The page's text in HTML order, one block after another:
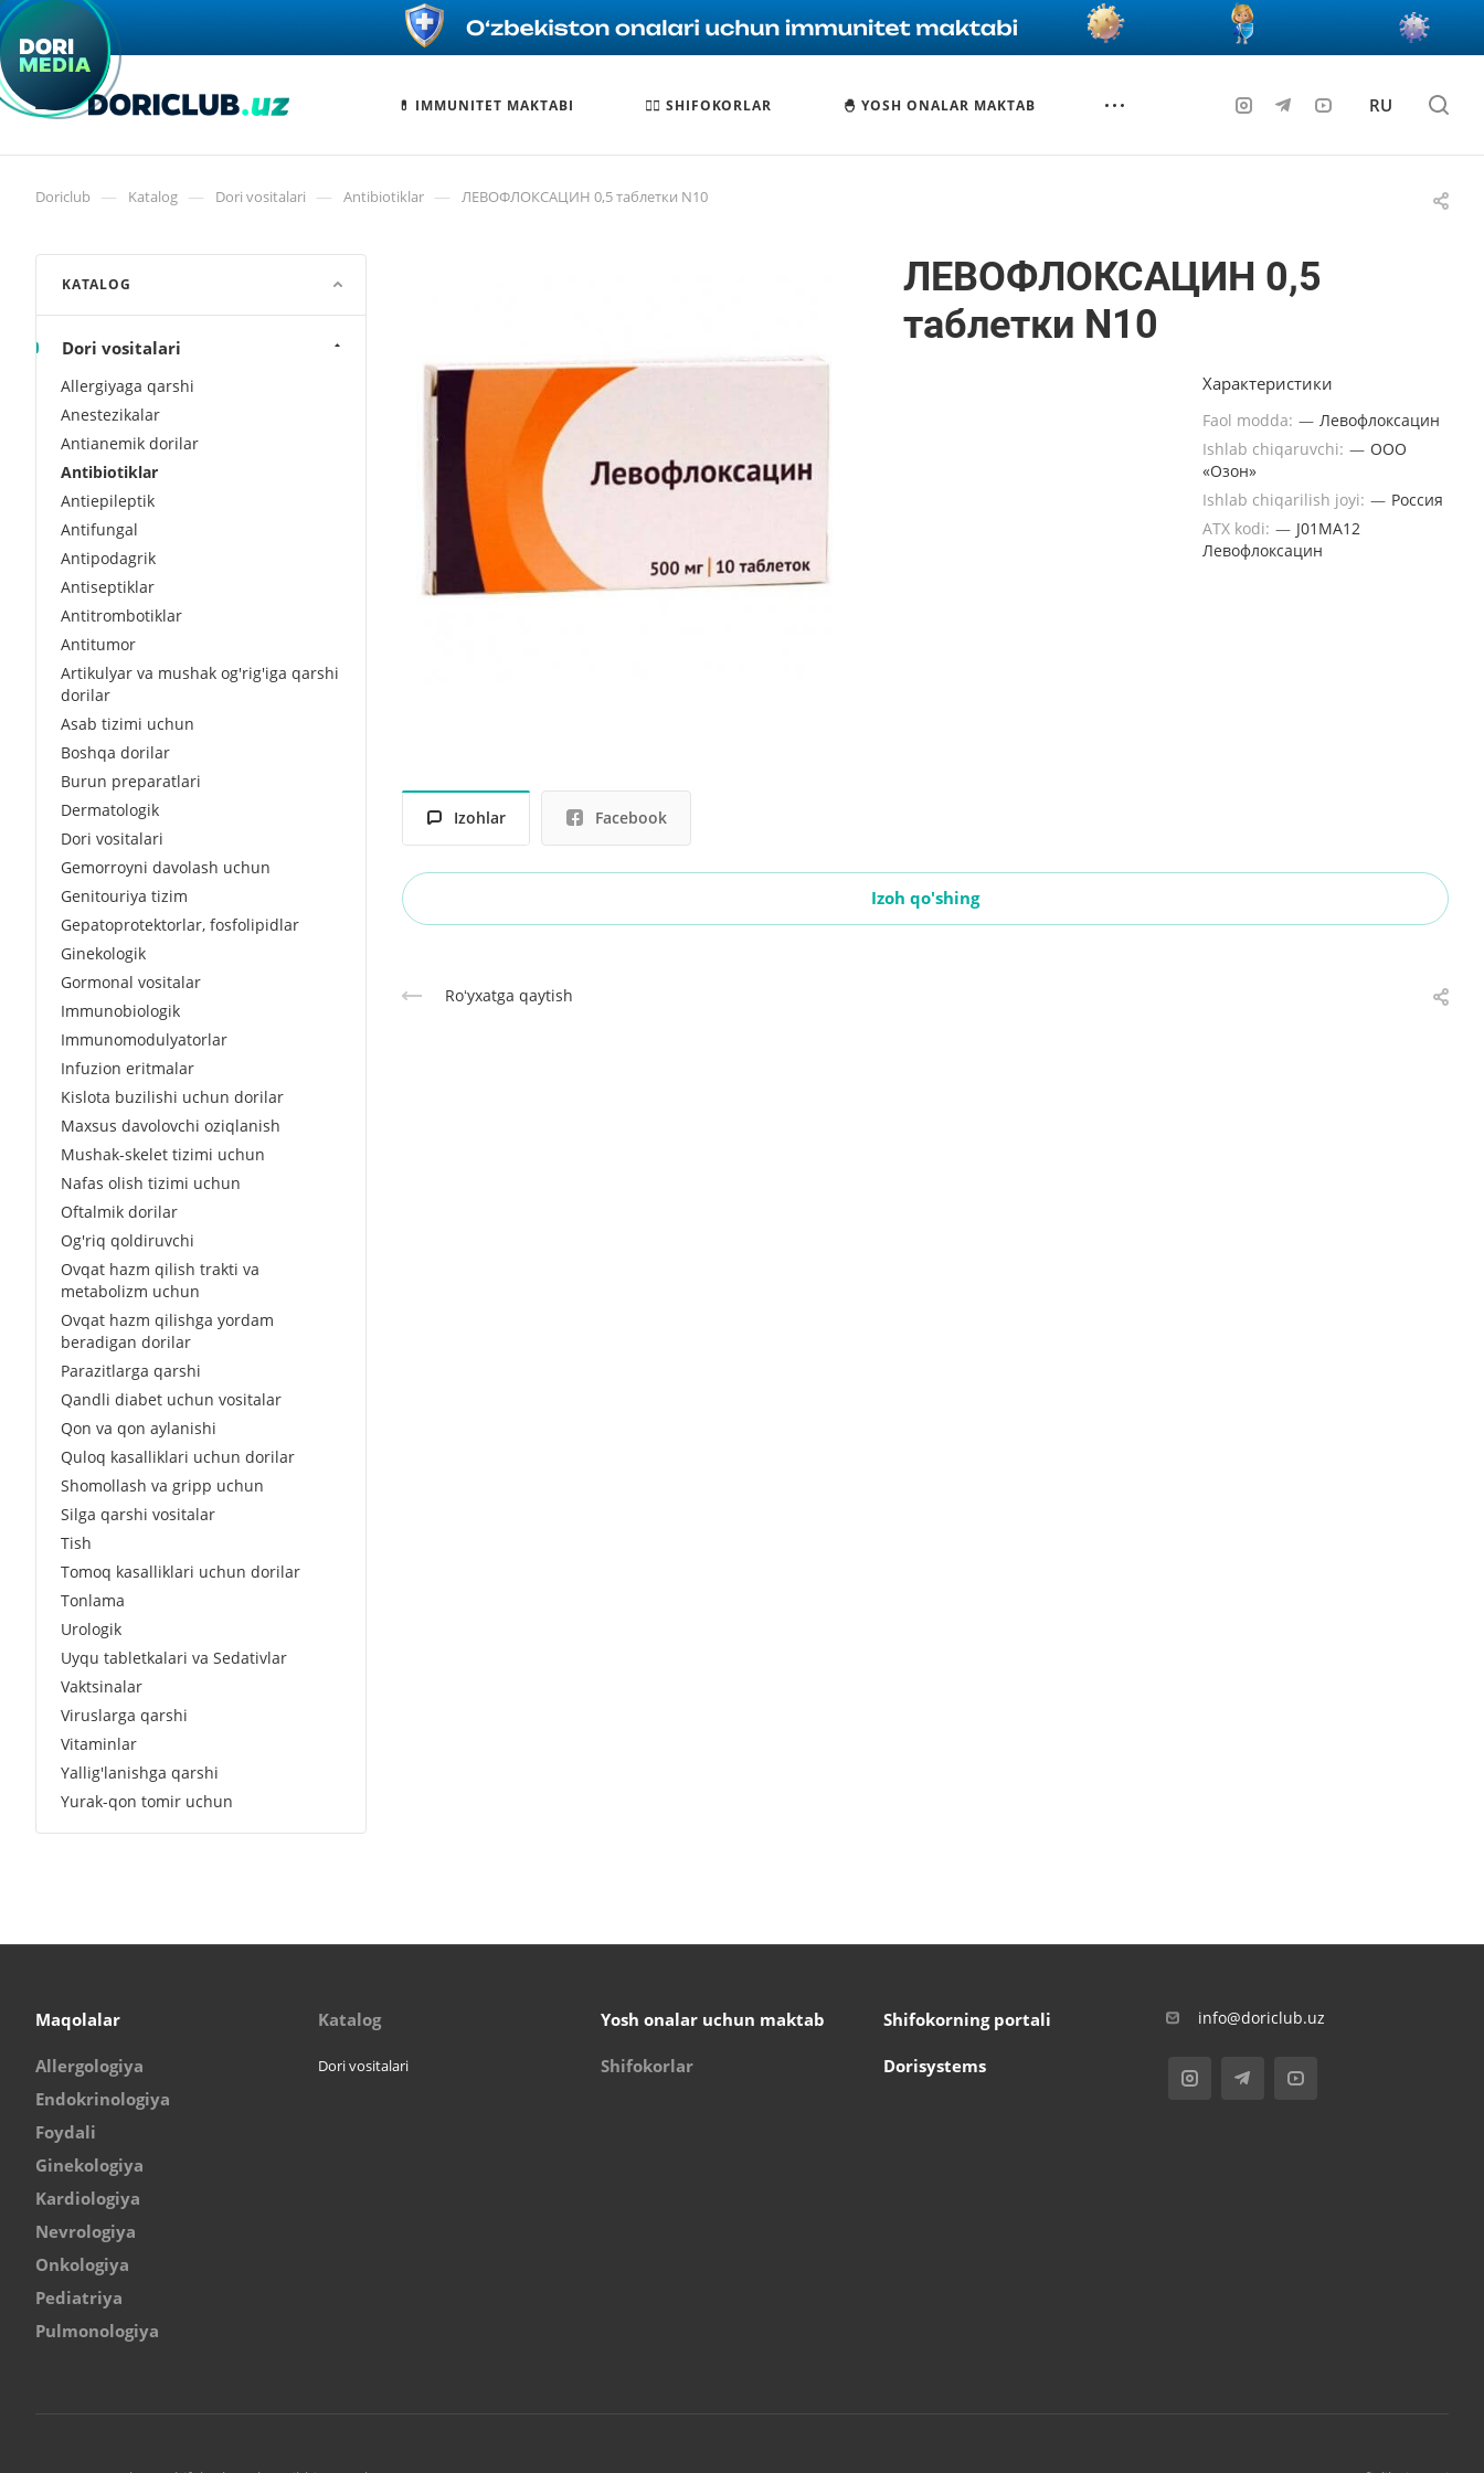
💊 IMMUNITET MAKTABI 🧑‍⚕️ SHIFOKORLAR 🐣 YOSH ONALAR MAKTAB RU
Doriclub — Katalog — Dori vositalari — Antibiotiklar — ЛЕВОФЛОКСАЦИН 0,5 таблетки N10
ЛЕВОФЛОКСАЦИН 0,5
таблетки N10
Характеристики
Faol modda: — Левофлоксацин
Ishlab chiqaruvchi: — ООО
«Озон»
Ishlab chiqarilish joyi: — Россия
ATX kodi: — J01MA12
Левофлоксацин
Izohlar Facebook
Izoh qo'shing
Roʻyxatga qaytish
KATALOG
Dori vositalari
Allergiyaga qarshi
Anestezikalar
Antianemik dorilar
Antibiotiklar
Antiepileptik
Antifungal
Antipodagrik
Antiseptiklar
Antitrombotiklar
Antitumor
Artikulyar va mushak og'rig'iga qarshi
dorilar
Asab tizimi uchun
Boshqa dorilar
Burun preparatlari
Dermatologik
Dori vositalari
Gemorroyni davolash uchun
Genitouriya tizim
Gepatoprotektorlar, fosfolipidlar
Ginekologik
Gormonal vositalar
Immunobiologik
Immunomodulyatorlar
Infuzion eritmalar
Kislota buzilishi uchun dorilar
Maxsus davolovchi oziqlanish
Mushak-skelet tizimi uchun
Nafas olish tizimi uchun
Oftalmik dorilar
Og'riq qoldiruvchi
Ovqat hazm qilish trakti va
metabolizm uchun
Ovqat hazm qilishga yordam
beradigan dorilar
Parazitlarga qarshi
Qandli diabet uchun vositalar
Qon va qon aylanishi
Quloq kasalliklari uchun dorilar
Shomollash va gripp uchun
Silga qarshi vositalar
Tish
Tomoq kasalliklari uchun dorilar
Tonlama
Urologik
Uyqu tabletkalari va Sedativlar
Vaktsinalar
Viruslarga qarshi
Vitaminlar
Yallig'lanishga qarshi
Yurak-qon tomir uchun
Maqolalar
Allergologiya
Endokrinologiya
Foydali
Ginekologiya
Kardiologiya
Nevrologiya
Onkologiya
Pediatriya
Pulmonologiya
Katalog
Dori vositalari
Yosh onalar uchun maktab
Shifokorlar
Shifokorning portali
Dorisystems
info@doriclub.uz